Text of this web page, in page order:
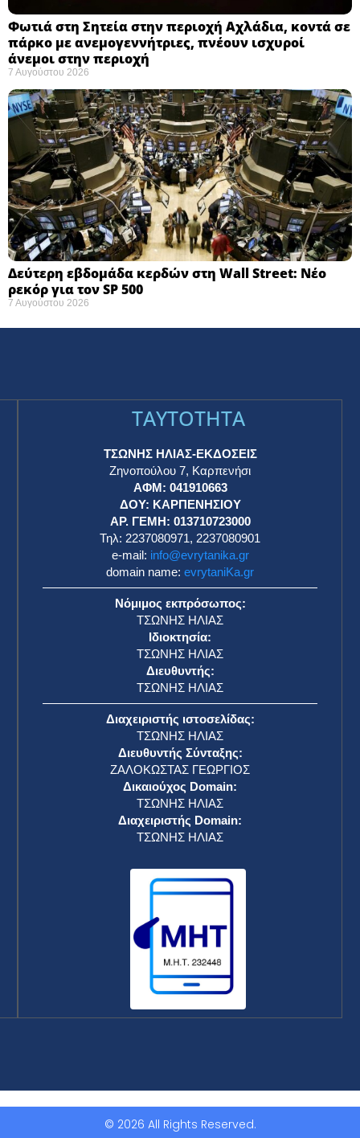
Φωτιά στη Σητεία στην περιοχή Αχλάδια, κοντά σε
πάρκο με ανεμογεννήτριες, πνέουν ισχυροί
άνεμοι στην περιοχή
7 Αυγούστου 2026
Δεύτερη εβδομάδα κερδών στη Wall Street: Νέο
ρεκόρ για τον SP 500
7 Αυγούστου 2026
TAYTOTHTA
ΤΣΩΝΗΣ ΗΛΙΑΣ-ΕΚΔΟΣΕΙΣ
Ζηνοπούλου 7, Καρπενήσι
ΑΦΜ: 041910663
ΔΟΥ: ΚΑΡΠΕΝΗΣΙΟΥ
ΑΡ. ΓΕΜΗ: 013710723000
Τηλ: 2237080971, 2237080901
e-mail: info@evrytanika.gr
domain name: evrytaniKa.gr
Νόμιμος εκπρόσωπος:
ΤΣΩΝΗΣ ΗΛΙΑΣ
Ιδιοκτησία:
ΤΣΩΝΗΣ ΗΛΙΑΣ
Διευθυντής:
ΤΣΩΝΗΣ ΗΛΙΑΣ
Διαχειριστής ιστοσελίδας:
ΤΣΩΝΗΣ ΗΛΙΑΣ
Διευθυντής Σύνταξης:
ΖΑΛΟΚΩΣΤΑΣ ΓΕΩΡΓΙΟΣ
Δικαιούχος Domain:
ΤΣΩΝΗΣ ΗΛΙΑΣ
Διαχειριστής Domain:
ΤΣΩΝΗΣ ΗΛΙΑΣ
© 2026 All Rights Reserved.